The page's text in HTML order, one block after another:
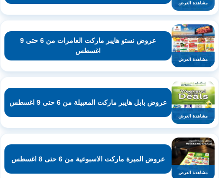
مشاهدة العرض
مشاهدة العرض
عروض نستو هايبر ماركت العامرات من 6 حتى 9
اغسطس
مشاهدة العرض
عروض بابل هايبر ماركت المعبيلة من 6 حتى 9 اغسطس
مشاهدة العرض
عروض الميرة ماركت الاسبوعية من 6 حتى 8 اغسطس